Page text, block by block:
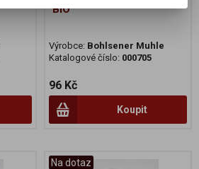
BIO
Výrobce: Bohlsener Muhle
Katalogové číslo: 000705
96 Kč
Koupit
Na dotaz